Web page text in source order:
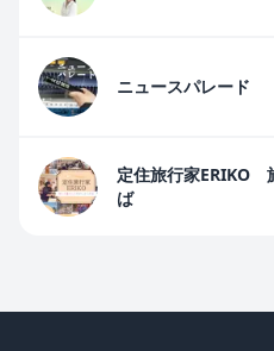
ニュースパレード
定住旅行家ERIKO
ば